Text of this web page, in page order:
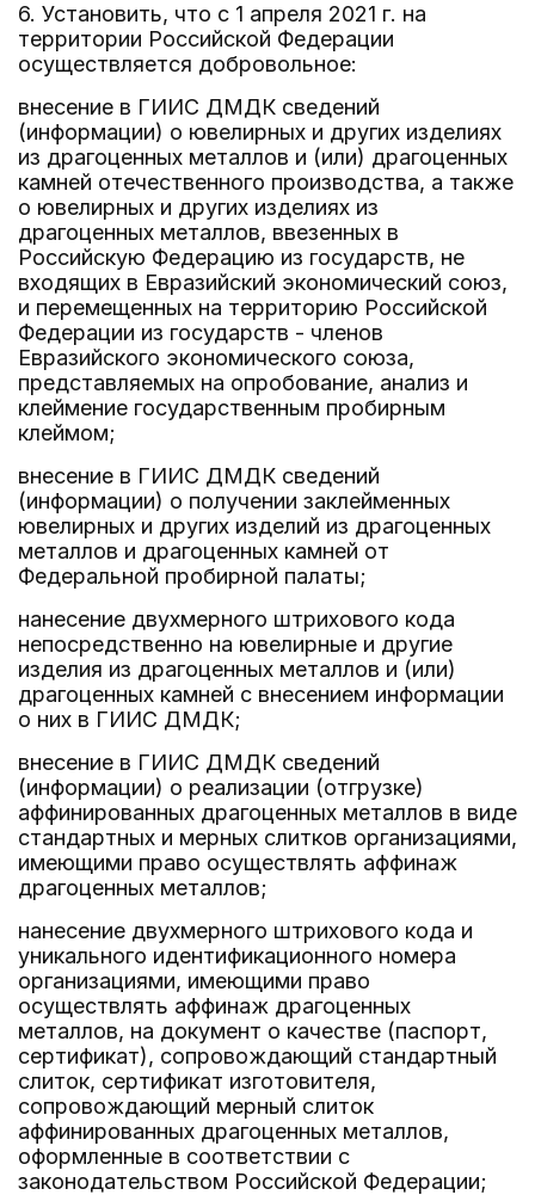
6. Установить, что с 1 апреля 2021 г. на
территории Российской Федерации
осуществляется добровольное:
внесение в ГИИС ДМДК сведений
(информации) о ювелирных и других изделиях
из драгоценных металлов и (или) драгоценных
камней отечественного производства, а также
о ювелирных и других изделиях из
драгоценных металлов, ввезенных в
Российскую Федерацию из государств, не
входящих в Евразийский экономический союз,
и перемещенных на территорию Российской
Федерации из государств - членов
Евразийского экономического союза,
представляемых на опробование, анализ и
клеймение государственным пробирным
клеймом;
внесение в ГИИС ДМДК сведений
(информации) о получении заклейменных
ювелирных и других изделий из драгоценных
металлов и драгоценных камней от
Федеральной пробирной палаты;
нанесение двухмерного штрихового кода
непосредственно на ювелирные и другие
изделия из драгоценных металлов и (или)
драгоценных камней с внесением информации
о них в ГИИС ДМДК;
внесение в ГИИС ДМДК сведений
(информации) о реализации (отгрузке)
аффинированных драгоценных металлов в виде
стандартных и мерных слитков организациями,
имеющими право осуществлять аффинаж
драгоценных металлов;
нанесение двухмерного штрихового кода и
уникального идентификационного номера
организациями, имеющими право
осуществлять аффинаж драгоценных
металлов, на документ о качестве (паспорт,
сертификат), сопровождающий стандартный
слиток, сертификат изготовителя,
сопровождающий мерный слиток
аффинированных драгоценных металлов,
оформленные в соответствии с
законодательством Российской Федерации;